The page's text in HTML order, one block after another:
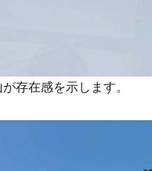
存在感を示します。